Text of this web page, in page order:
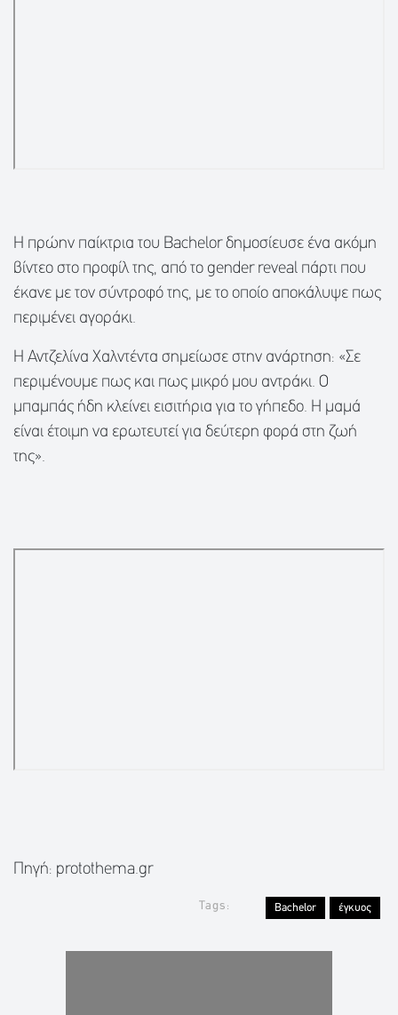
Η πρώην παίκτρια του Bachelor δημοσίευσε ένα ακόμη
βίντεο στο προφίλ της, από το gender reveal πάρτι που
έκανε με τον σύντροφό της, με το οποίο αποκάλυψε πως
περιμένει αγοράκι.
Η Αντζελίνα Χαλντέντα σημείωσε στην ανάρτηση: «Σε
περιμένουμε πως και πως μικρό μου αντράκι. Ο
μπαμπάς ήδη κλείνει εισιτήρια για το γήπεδο. Η μαμά
είναι έτοιμη να ερωτευτεί για δεύτερη φορά στη ζωή
της».
Πηγή: protothema.gr
Tags: Bachelor έγκυος